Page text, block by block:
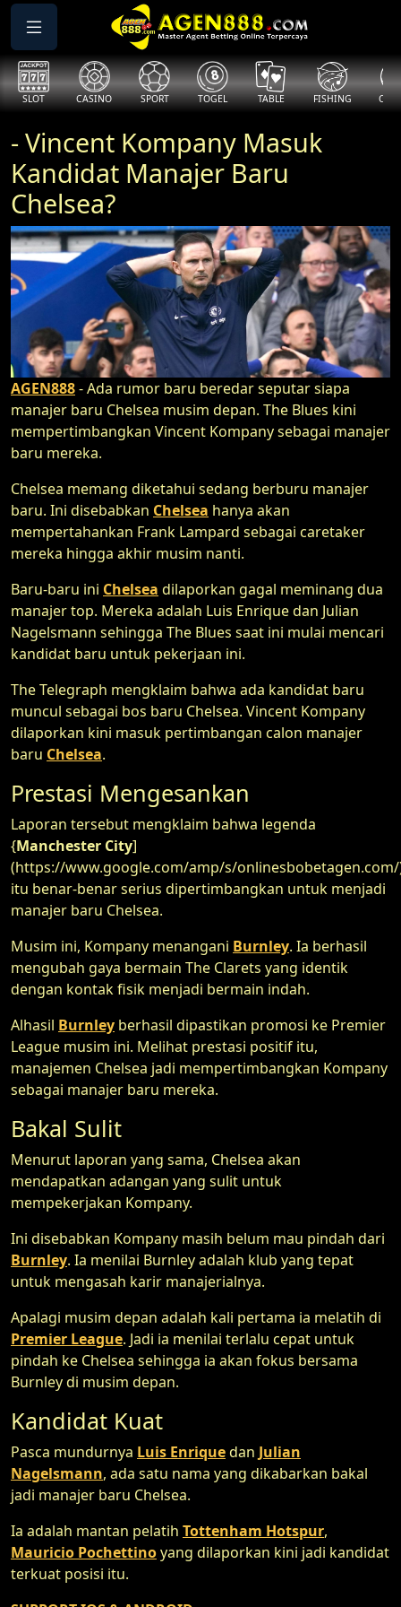
SLOT CASINO SPORT TOGEL TABLE FISHING
- Vincent Kompany Masuk
Kandidat Manajer Baru
Chelsea?
AGEN888- Ada rumor baru beredar seputar siapa
manajer baru Chelsea musim depan. The Blues kini
mempertimbangkan Vincent Kompany sebagai manajer
baru mereka.
Chelsea memang diketahui sedang berburu manajer
baru. Ini disebabkan Chelsea hanya akan
mempertahankan Frank Lampard sebagai caretaker
mereka hingga akhir musim nanti.
Baru-baru ini Chelsea dilaporkan gagal meminang dua
manajer top. Mereka adalah Luis Enrique dan Julian
Nagelsmann sehingga The Blues saat ini mulai mencari
kandidat baru untuk pekerjaan ini.
The Telegraph mengklaim bahwa ada kandidat baru
muncul sebagai bos baru Chelsea. Vincent Kompany
dilaporkan kini masuk pertimbangan calon manajer
baru Chelsea.
Prestasi Mengesankan
Laporan tersebut mengklaim bahwa legenda
{Manchester City]
(https://www.google.com/amp/s/
itu benar-benar serius dipertimbangkan untuk menjadi
manajer baru Chelsea.
Musim ini, Kompany menangani Burnley. Ia berhasil
mengubah gaya bermain The Clarets yang identik
dengan kontak fisik menjadi bermain indah.
Alhasil Burnley berhasil dipastikan promosi ke Premier
League musim ini. Melihat prestasi positif itu,
manajemen Chelsea jadi mempertimbangkan Kompany
sebagai manajer baru mereka.
Bakal Sulit
Menurut laporan yang sama, Chelsea akan
mendapatkan adangan yang sulit untuk
mempekerjakan Kompany.
Ini disebabkan Kompany masih belum mau pindah dari
Burnley. Ia menilai Burnley adalah klub yang tepat
untuk mengasah karir manajerialnya.
Apalagi musim depan adalah kali pertama ia melatih di
Premier League. Jadi ia menilai terlalu cepat untuk
pindah ke Chelsea sehingga ia akan fokus bersama
Burnley di musim depan.
Kandidat Kuat
Pasca mundurnya Luis Enriquedan Julian
Nagelsmann, ada satu nama yang dikabarkan bakal
jadi manajer baru Chelsea.
Ia adalah mantan pelatih Tottenham Hotspur,
Mauricio Pochettinoyang dilaporkan kini jadi kandidat
terkuat posisi itu.